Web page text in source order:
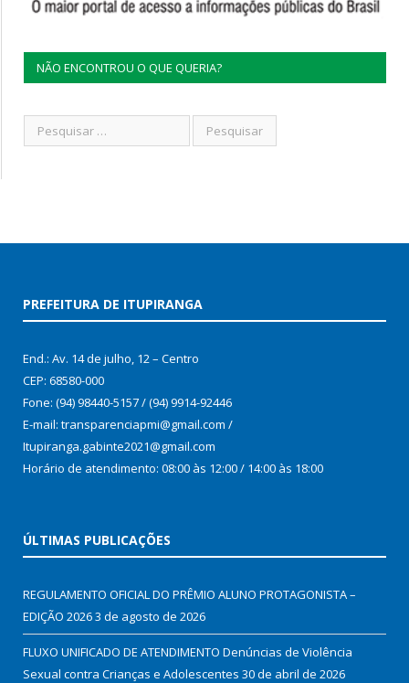
NÃO ENCONTROU O QUE QUERIA?
PREFEITURA DE ITUPIRANGA
End.: Av. 14 de julho, 12 – Centro
CEP: 68580-000
Fone: (94) 98440-5157 / (94) 9914-92446
E-mail: transparenciapmi@gmail.com /
Itupiranga.gabinte2021@gmail.com
Horário de atendimento: 08:00 às 12:00 / 14:00 às 18:00
ÚLTIMAS PUBLICAÇÕES
REGULAMENTO OFICIAL DO PRÊMIO ALUNO PROTAGONISTA –
EDIÇÃO 20263 de agosto de 2026
FLUXO UNIFICADO DE ATENDIMENTO Denúncias de Violência
Sexual contra Crianças e Adolescentes 30 de abril de 2026